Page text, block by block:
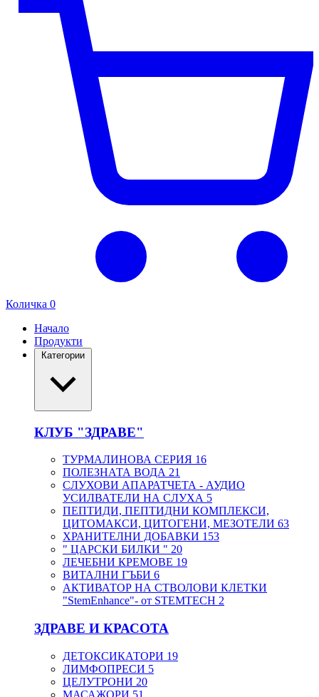
Количка 0
Начало
Продукти
Категории
КЛУБ "ЗДРАВЕ"
ТУРМАЛИНОВА СЕРИЯ 16
ПОЛЕЗНАТА ВОДА 21
СЛУХОВИ АПАРАТЧЕТА - АУДИО
УСИЛВАТЕЛИ НА СЛУХА 5
ПЕПТИДИ, ПЕПТИДНИ КОМПЛЕКСИ,
ЦИТОМАКСИ, ЦИТОГЕНИ, МЕЗОТЕЛИ 63
ХРАНИТЕЛНИ ДОБАВКИ 153
" ЦАРСКИ БИЛКИ " 20
ЛЕЧЕБНИ КРЕМОВЕ 19
ВИТАЛНИ ГЪБИ 6
АКТИВАТОР НА СТВОЛОВИ КЛЕТКИ
"StemEnhance"- от STEMTECH 2
ЗДРАВЕ И КРАСОТА
ДЕТОКСИКАТОРИ 19
ЛИМФОПРЕСИ 5
ЦЕЛУТРОНИ 20
МАСАЖОРИ 51